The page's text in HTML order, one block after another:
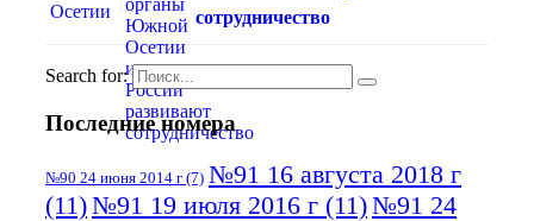
сотрудничество
Search for:
Последние номера
№90 24 июня 2014 г (7) №91 16 августа 2018 г
(11)№91 19 июля 2016 г (11)№91 24